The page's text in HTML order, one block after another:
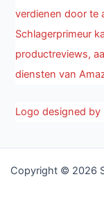
verdienen door te
Schlagerprimeur
productreviews,
diensten van
Logo designed by
Copyright © 2026